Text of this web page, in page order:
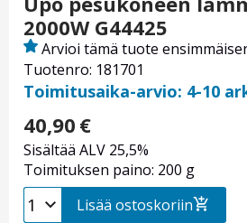
2000W G44425
Tuotenro: 181701
Arvioi tämä tuote
Toimitusaika-arvio: 4-10
40,90 €
Sisältää ALV 25,5%
Toimituksen paino: 200 g
Lisää ostoskoriin